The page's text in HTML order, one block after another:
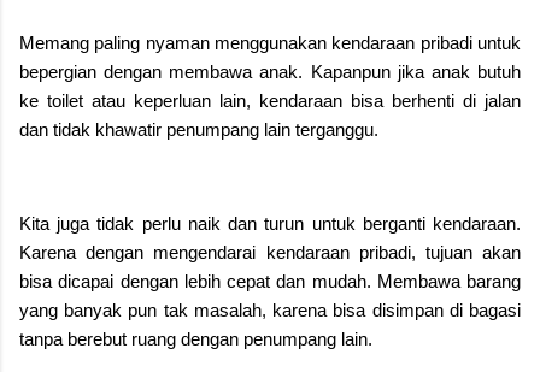
Memang paling nyaman menggunakan kendaraan pribadi untuk
bepergian dengan membawa anak. Kapanpun jika anak butuh
ke toilet atau keperluan lain, kendaraan bisa berhenti di jalan
dan tidak khawatir penumpang lain terganggu.
Kita juga tidak perlu naik dan turun untuk berganti kendaraan.
Karena dengan mengendarai kendaraan pribadi, tujuan akan
bisa dicapai dengan lebih cepat dan mudah. Membawa barang
yang banyak pun tak masalah, karena bisa disimpan di bagasi
tanpa berebut ruang dengan penumpang lain.